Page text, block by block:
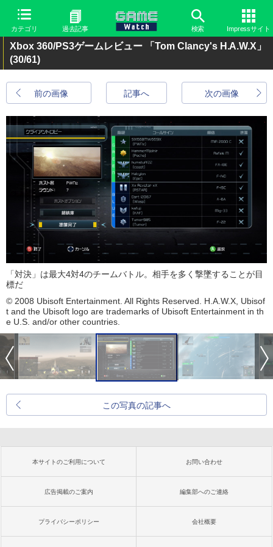
カテゴリ 過去記事 検索 Impressサイト
Xbox 360/PS3ゲームレビュー 「Tom Clancy's H.A.W.X」
(30/61)
前の画像 次の画像
記事へ
「対決」は最大4対4のチームバトル。相手を多く撃墜することが目
標だ
© 2008 Ubisoft Entertainment. All Rights Reserved. H.A.W.X, Ubisof
t and the Ubisoft logo are trademarks of Ubisoft Entertainment in th
e U.S. and/or other countries.
この写真の記事へ
本サイトのご利用について お問い合わせ
広告掲載のご案内 編集部へのご連絡
プライバシーポリシー 会社概要